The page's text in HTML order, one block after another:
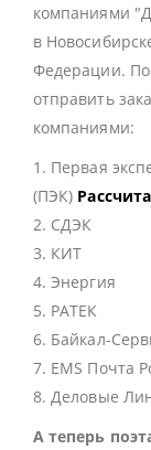
компаниями
в
Федерации.
отправить
компаниями:
1. Первая
(ПЭК)
2. СДЭК
3. КИТ
4. Энергия
5. РАТЕК
6. Байкал-
7. EMS Почта
8. Деловые
А теперь